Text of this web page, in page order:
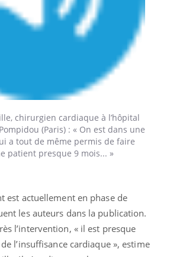
chirurgien cardiaque à l’hôpital
(Paris) : « On est dans une
a tout de même permis de faire
patient presque 9 mois... »
est actuellement en phase de
les auteurs dans la publication.
l’intervention, « il est presque
l’insuffisance cardiaque », estime